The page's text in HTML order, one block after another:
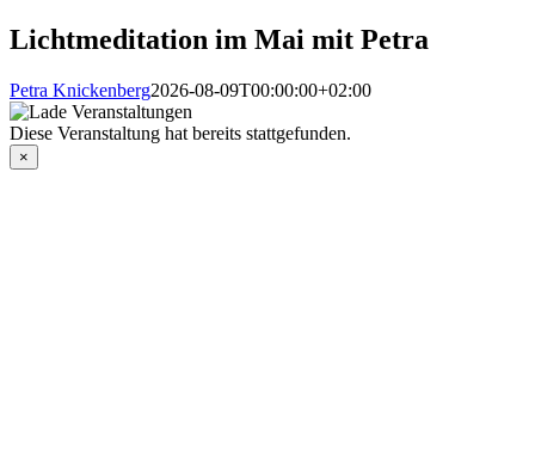
Lichtmeditation im Mai mit Petra
Petra Knickenberg2026-08-09T00:00:00+02:00
Diese Veranstaltung hat bereits stattgefunden.
×